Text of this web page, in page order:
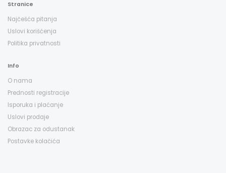
Stranice
Najčešća pitanja
Uslovi korišćenja
Politika privatnosti
Info
O nama
Prednosti registracije
Isporuka i plaćanje
Uslovi prodaje
Obrazac za odustanak
Postavke kolačića